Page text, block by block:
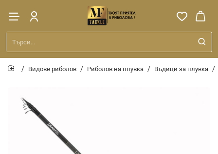
Търси...
Видове риболов Риболов на плувка Въдици за плувка